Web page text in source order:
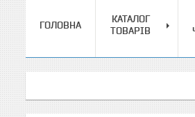
ГОЛОВНА
КАТАЛОГ
ТОВАРІВ